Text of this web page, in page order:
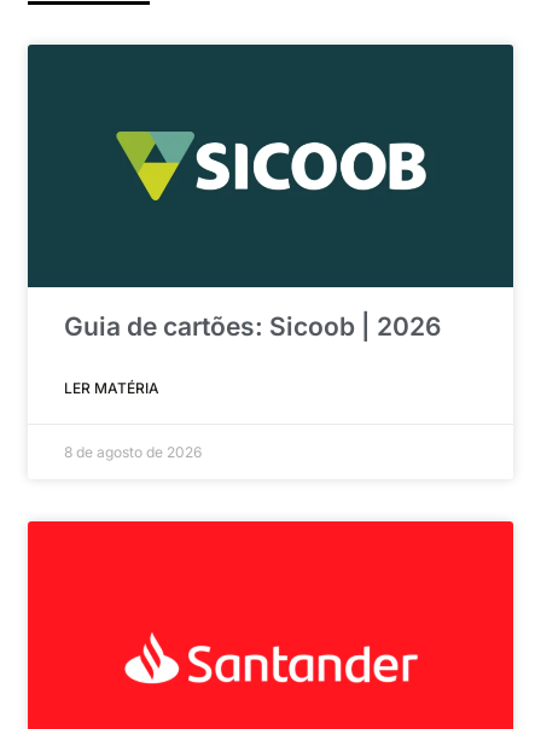
Guia de cartões: Sicoob | 2026
LER MATÉRIA
8 de agosto de 2026